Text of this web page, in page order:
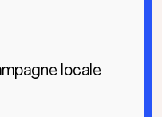
locale